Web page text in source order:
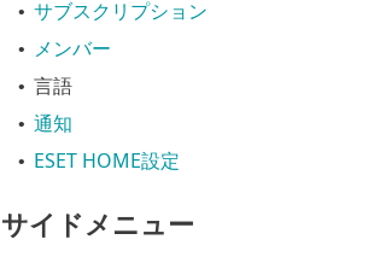
• サブスクリプション
• メンバー
• 言語
• 通知
• ESET HOME設定
サイドメニュー